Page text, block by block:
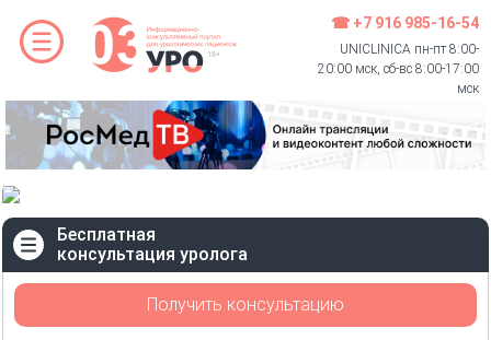
☎ +7 916 985-16-54
UNICLINICA пн-пт 8:00-
20:00 мск, сб-вс 8:00-17:00
мск
Бесплатная
консультация уролога
Получить консультацию